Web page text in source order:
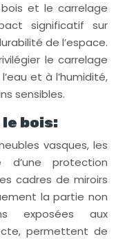
et le carrelage
significatif sur
de l’espace.
le carrelage
et à l’humidité,
sensibles.
bois:
vasques, les
protection
cadres de miroirs
la partie non
exposées aux
permettent de